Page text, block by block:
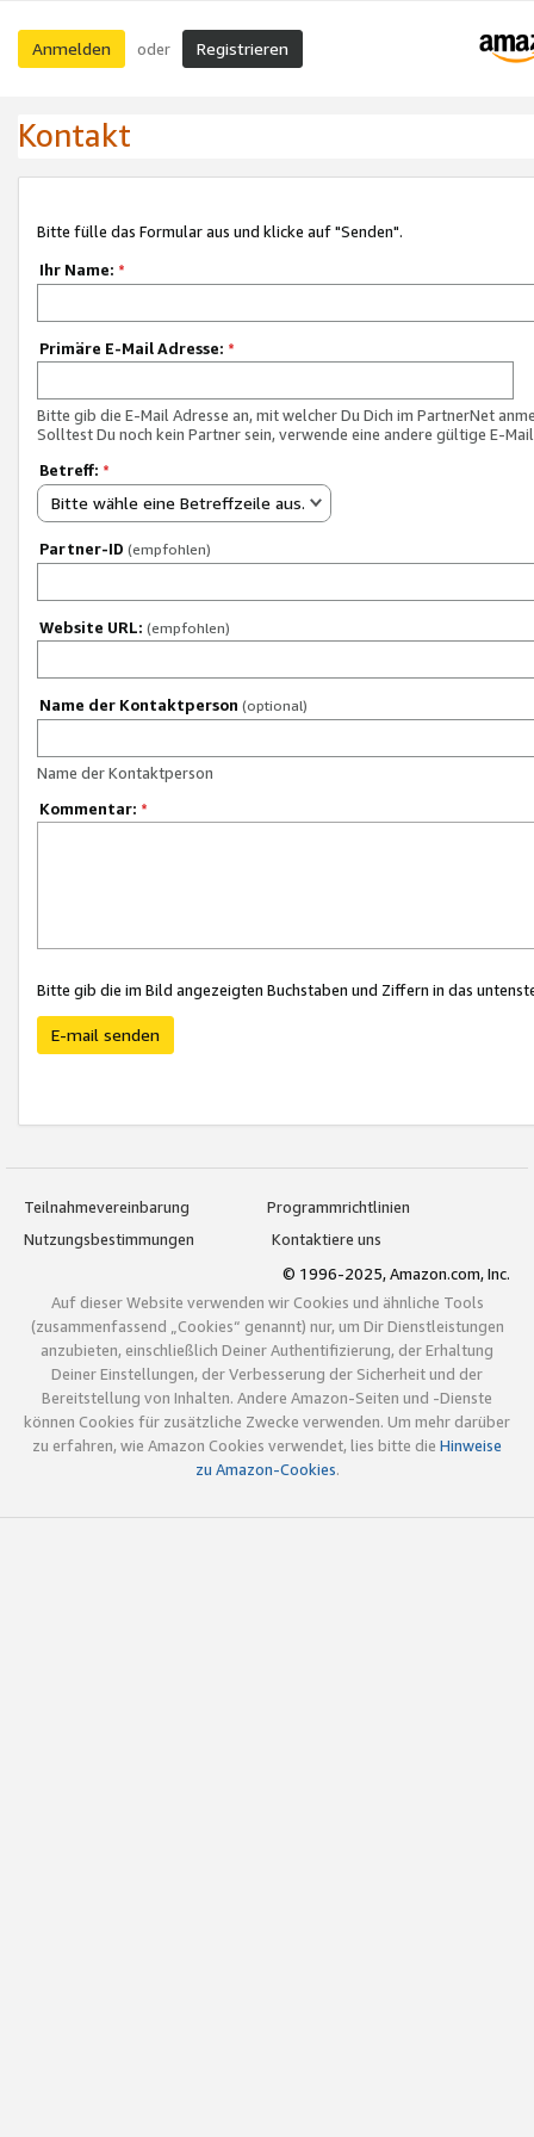
Anmelden oder Registrieren
Kontakt
Bitte fülle das Formular aus und klicke auf "Senden".
Ihr Name: *
Primäre E-Mail Adresse: *
Bitte gib die E-Mail Adresse an, mit welcher Du Dich im PartnerNet
Solltest Du noch kein Partner sein, verwende eine andere gültige E-
Betreff: *
Bitte wähle eine Betreffzeile aus.
Partner-ID (empfohlen)
Website URL: (empfohlen)
Name der Kontaktperson (optional)
Name der Kontaktperson
Kommentar: *
Bitte gib die im Bild angezeigten Buchstaben und Ziffern in das
E-mail senden
Teilnahmevereinbarung
Programmrichtlinien
Nutzungsbestimmungen
Kontaktiere uns
© 1996-2025, Amazon.com, Inc.
Auf dieser Website verwenden wir Cookies und ähnliche Tools
(zusammenfassend „Cookies“ genannt) nur, um Dir Dienstleistungen
anzubieten, einschließlich Deiner Authentifizierung, der Erhaltung
Deiner Einstellungen, der Verbesserung der Sicherheit und der
Bereitstellung von Inhalten. Andere Amazon-Seiten und -Dienste
können Cookies für zusätzliche Zwecke verwenden. Um mehr darüber
zu erfahren, wie Amazon Cookies verwendet, lies bitte die Hinweise
zu Amazon-Cookies.